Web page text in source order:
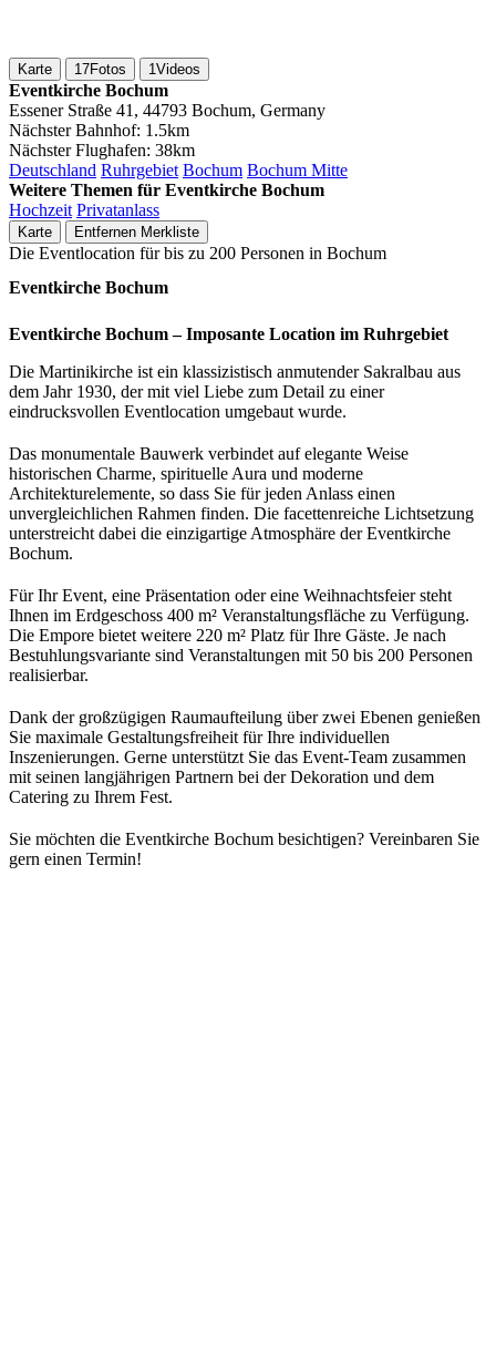
Karte 17Fotos 1Videos
Eventkirche Bochum
Essener Straße 41, 44793 Bochum, Germany
Nächster Bahnhof: 1.5km
Nächster Flughafen: 38km
Deutschland Ruhrgebiet Bochum Bochum Mitte
Weitere Themen für Eventkirche Bochum
Hochzeit Privatanlass
Karte Entfernen Merkliste
Die Eventlocation für bis zu 200 Personen in Bochum
Eventkirche Bochum
Eventkirche Bochum – Imposante Location im Ruhrgebiet
Die Martinikirche ist ein klassizistisch anmutender Sakralbau aus
dem Jahr 1930, der mit viel Liebe zum Detail zu einer
eindrucksvollen Eventlocation umgebaut wurde.
Das monumentale Bauwerk verbindet auf elegante Weise
historischen Charme, spirituelle Aura und moderne
Architekturelemente, so dass Sie für jeden Anlass einen
unvergleichlichen Rahmen finden. Die facettenreiche Lichtsetzung
unterstreicht dabei die einzigartige Atmosphäre der Eventkirche
Bochum.
Für Ihr Event, eine Präsentation oder eine Weihnachtsfeier steht
Ihnen im Erdgeschoss 400 m² Veranstaltungsfläche zu Verfügung.
Die Empore bietet weitere 220 m² Platz für Ihre Gäste. Je nach
Bestuhlungsvariante sind Veranstaltungen mit 50 bis 200 Personen
realisierbar.
Dank der großzügigen Raumaufteilung über zwei Ebenen genießen
Sie maximale Gestaltungsfreiheit für Ihre individuellen
Inszenierungen. Gerne unterstützt Sie das Event-Team zusammen
mit seinen langjährigen Partnern bei der Dekoration und dem
Catering zu Ihrem Fest.
Sie möchten die Eventkirche Bochum besichtigen? Vereinbaren Sie
gern einen Termin!